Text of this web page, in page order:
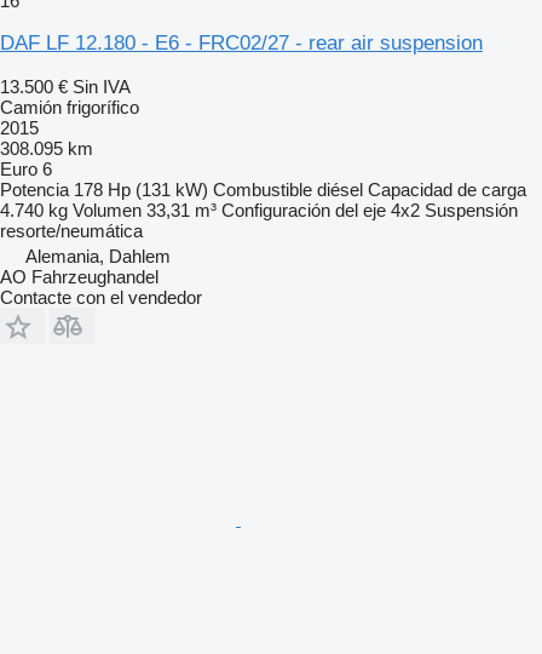
DAF LF 12.180 - E6 - FRC02/27 - rear air suspension
13.500 € Sin IVA
Camión frigorífico
2015
308.095 km
Euro 6
Potencia 178 Hp (131 kW) Combustible diésel Capacidad de carga
4.740 kg Volumen 33,31 m³ Configuración del eje 4x2 Suspensión
resorte/neumática
Alemania, Dahlem
AO Fahrzeughandel
Contacte con el vendedor